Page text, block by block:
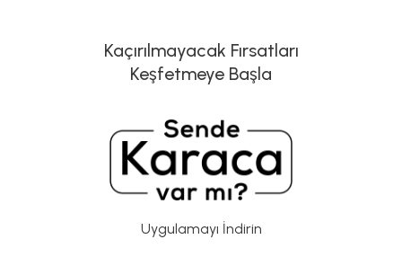
Kaçırılmayacak Fırsatları
Keşfetmeye Başla
Uygulamayı İndirin